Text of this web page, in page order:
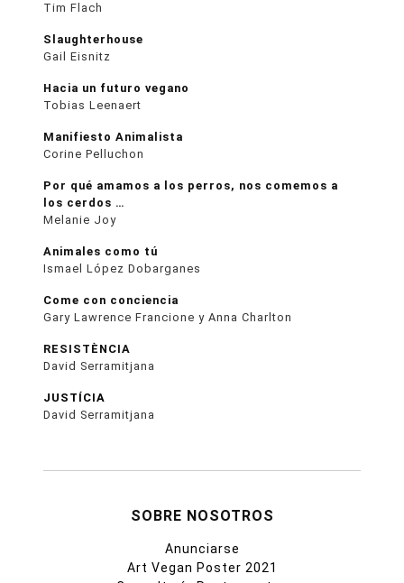
Tim Flach
Slaughterhouse
Gail Eisnitz
Hacia un futuro vegano
Tobias Leenaert
Manifiesto Animalista
Corine Pelluchon
Por qué amamos a los perros, nos comemos a
los cerdos …
Melanie Joy
Animales como tú
Ismael López Dobarganes
Come con conciencia
Gary Lawrence Francione y Anna Charlton
RESISTÈNCIA
David Serramitjana
JUSTÍCIA
David Serramitjana
SOBRE NOSOTROS
Anunciarse
Art Vegan Poster 2021